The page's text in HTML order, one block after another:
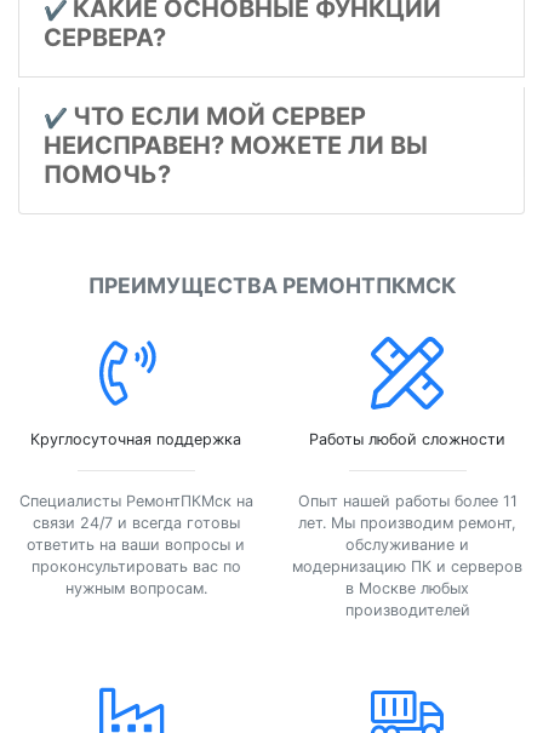
✔️ КАКИЕ ОСНОВНЫЕ ФУНКЦИИ
СЕРВЕРА?
✔️ ЧТО ЕСЛИ МОЙ СЕРВЕР
НЕИСПРАВЕН? МОЖЕТЕ ЛИ ВЫ
ПОМОЧЬ?
ПРЕИМУЩЕСТВА РЕМОНТПКМСК
Круглосуточная поддержка
Специалисты РемонтПКМск на
связи 24/7 и всегда готовы
ответить на ваши вопросы и
проконсультировать вас по
нужным вопросам.
Работы любой сложности
Опыт нашей работы более 11
лет. Мы производим ремонт,
обслуживание и
модернизацию ПК и серверов
в Москве любых
производителей